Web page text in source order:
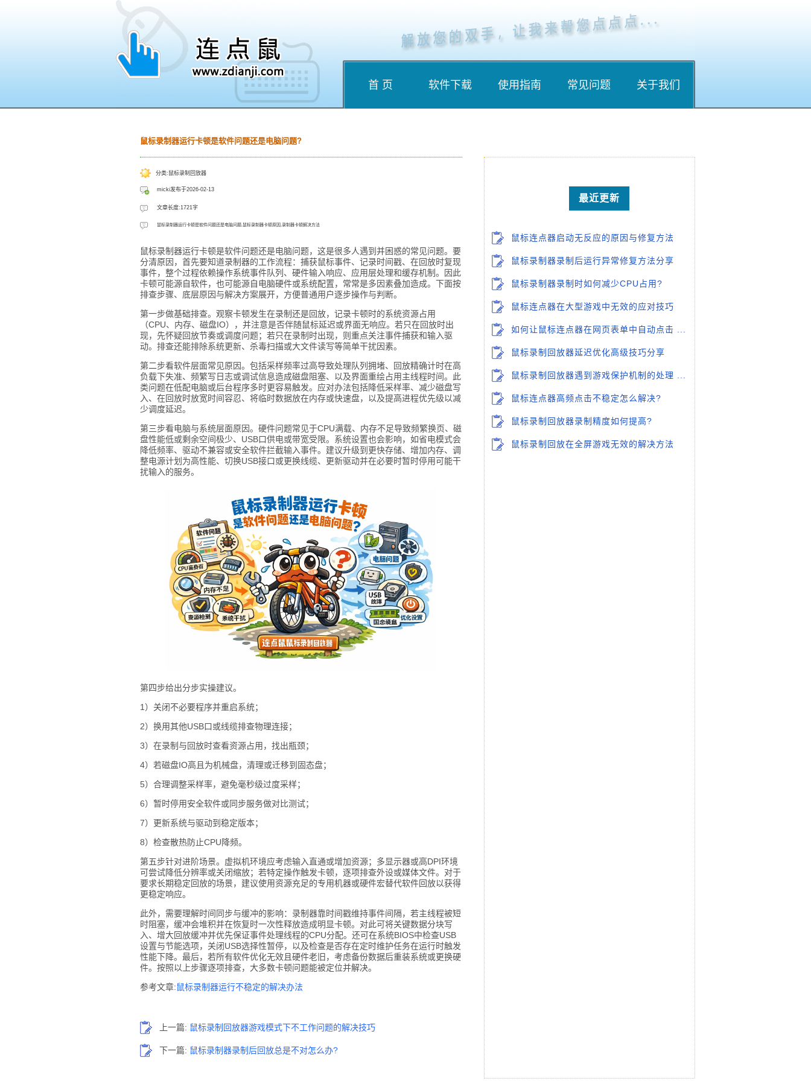
首 页 软件下载 使用指南 常见问题 关于我们
鼠标录制器运行卡顿是软件问题还是电脑问题?
分类:鼠标录制回放器
micki发布于2026-02-13
文章长度:1721字
鼠标录制器运行卡顿是软件问题还是电脑问题,鼠标录制器卡顿原因,录制器卡顿解决方法
鼠标录制器运行卡顿是软件问题还是电脑问题，这是很多人遇到并困惑的常见问题。要
分清原因，首先要知道录制器的工作流程：捕获鼠标事件、记录时间戳、在回放时复现
事件，整个过程依赖操作系统事件队列、硬件输入响应、应用层处理和缓存机制。因此
卡顿可能源自软件，也可能源自电脑硬件或系统配置，常常是多因素叠加造成。下面按
排查步骤、底层原因与解决方案展开，方便普通用户逐步操作与判断。
第一步做基础排查。观察卡顿发生在录制还是回放，记录卡顿时的系统资源占用
（CPU、内存、磁盘IO），并注意是否伴随鼠标延迟或界面无响应。若只在回放时出
现，先怀疑回放节奏或调度问题；若只在录制时出现，则重点关注事件捕获和输入驱
动。排查还能排除系统更新、杀毒扫描或大文件读写等简单干扰因素。
第二步看软件层面常见原因。包括采样频率过高导致处理队列拥堵、回放精确计时在高
负载下失准、频繁写日志或调试信息造成磁盘阻塞、以及界面重绘占用主线程时间。此
类问题在低配电脑或后台程序多时更容易触发。应对办法包括降低采样率、减少磁盘写
入、在回放时放宽时间容忍、将临时数据放在内存或快速盘，以及提高进程优先级以减
少调度延迟。
第三步看电脑与系统层面原因。硬件问题常见于CPU满载、内存不足导致频繁换页、磁
盘性能低或剩余空间极少、USB口供电或带宽受限。系统设置也会影响，如省电模式会
降低频率、驱动不兼容或安全软件拦截输入事件。建议升级到更快存储、增加内存、调
整电源计划为高性能、切换USB接口或更换线缆、更新驱动并在必要时暂时停用可能干
扰输入的服务。
第四步给出分步实操建议。
1）关闭不必要程序并重启系统；
2）换用其他USB口或线缆排查物理连接；
3）在录制与回放时查看资源占用，找出瓶颈；
4）若磁盘IO高且为机械盘，清理或迁移到固态盘；
5）合理调整采样率，避免毫秒级过度采样；
6）暂时停用安全软件或同步服务做对比测试；
7）更新系统与驱动到稳定版本；
8）检查散热防止CPU降频。
第五步针对进阶场景。虚拟机环境应考虑输入直通或增加资源；多显示器或高DPI环境
可尝试降低分辨率或关闭缩放；若特定操作触发卡顿，逐项排查外设或媒体文件。对于
要求长期稳定回放的场景，建议使用资源充足的专用机器或硬件宏替代软件回放以获得
更稳定响应。
此外，需要理解时间同步与缓冲的影响：录制器靠时间戳维持事件间隔，若主线程被短
时阻塞，缓冲会堆积并在恢复时一次性释放造成明显卡顿。对此可将关键数据分块写
入、增大回放缓冲并优先保证事件处理线程的CPU分配。还可在系统BIOS中检查USB
设置与节能选项，关闭USB选择性暂停，以及检查是否存在定时维护任务在运行时触发
性能下降。最后，若所有软件优化无效且硬件老旧，考虑备份数据后重装系统或更换硬
件。按照以上步骤逐项排查，大多数卡顿问题能被定位并解决。
参考文章:鼠标录制器运行不稳定的解决办法
上一篇: 鼠标录制回放器游戏模式下不工作问题的解决技巧
下一篇: 鼠标录制器录制后回放总是不对怎么办?
最近更新
鼠标连点器启动无反应的原因与修复方法
鼠标录制器录制后运行异常修复方法分享
鼠标录制器录制时如何减少CPU占用?
鼠标连点器在大型游戏中无效的应对技巧
如何让鼠标连点器在网页表单中自动点击 ...
鼠标录制回放器延迟优化高级技巧分享
鼠标录制回放器遇到游戏保护机制的处理 ...
鼠标连点器高频点击不稳定怎么解决?
鼠标录制回放器录制精度如何提高?
鼠标录制回放在全屏游戏无效的解决方法